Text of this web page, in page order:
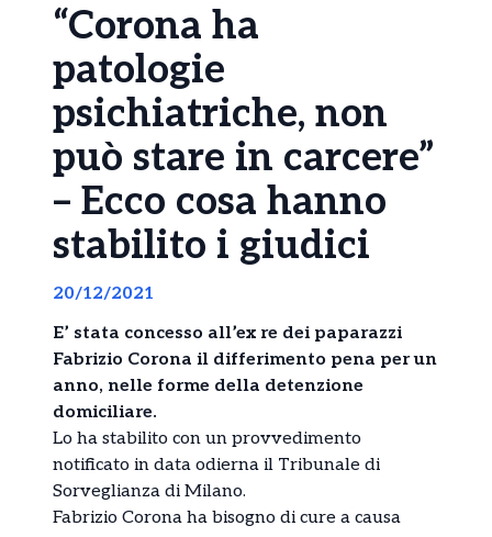
“Corona ha
patologie
psichiatriche, non
può stare in carcere”
– Ecco cosa hanno
stabilito i giudici
20/12/2021
E’ stata concesso all’ex re dei paparazzi
Fabrizio Corona il differimento pena per un
anno, nelle forme della detenzione
domiciliare.
Lo ha stabilito con un provvedimento
notificato in data odierna il Tribunale di
Sorveglianza di Milano.
Fabrizio Corona ha bisogno di cure a causa